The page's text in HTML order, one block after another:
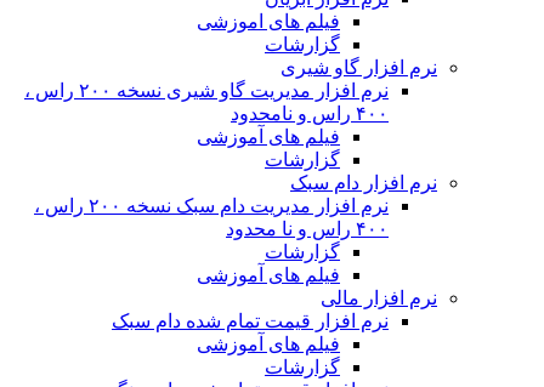
فیلم های اموزشی
گزارشات
نرم افزار گاو شیری
نرم افزار مدیریت گاو شیری نسخه ۲۰۰ راس ،
۴۰۰ راس و نامحدود
فیلم های آموزشی
گزارشات
نرم افزار دام سبک
نرم افزار مدیریت دام سبک نسخه ۲۰۰ راس ،
۴۰۰ راس و نا محدود
گزارشات
فیلم های آموزشی
نرم افزار مالی
نرم افزار قیمت تمام شده دام سبک
فیلم های آموزشی
گزارشات